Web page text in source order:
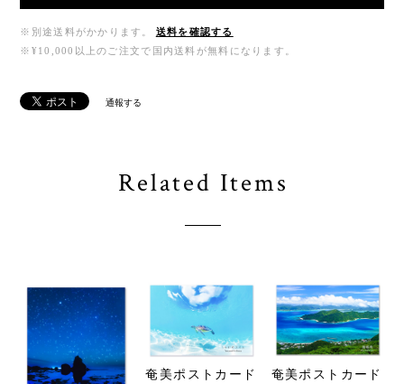
※別途送料がかかります。
送料を確認する
※¥10,000以上のご注文で国内送料が無料になります。
通報する
Related Items
奄美ポストカード
奄美ポストカード